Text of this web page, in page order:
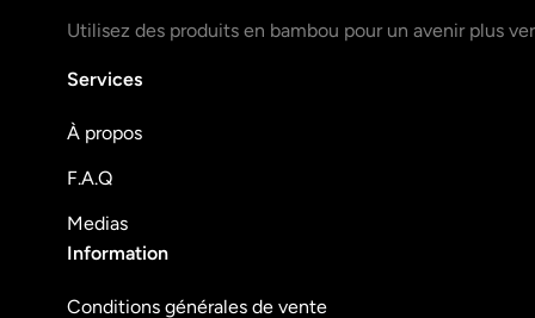
Utilisez des produits en bambou pour un avenir plus
Services
À propos
F.A.Q
Medias
Information
Conditions générales de vente